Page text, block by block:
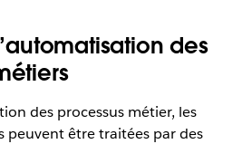
des
des processus métier, les
peuvent être traitées par des